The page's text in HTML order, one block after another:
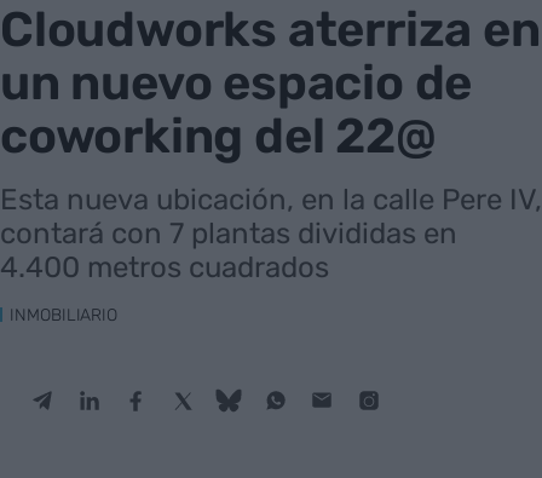
Cloudworks aterriza en
un nuevo espacio de
coworking del 22@
Esta nueva ubicación, en la calle Pere IV,
contará con 7 plantas divididas en
4.400 metros cuadrados
INMOBILIARIO